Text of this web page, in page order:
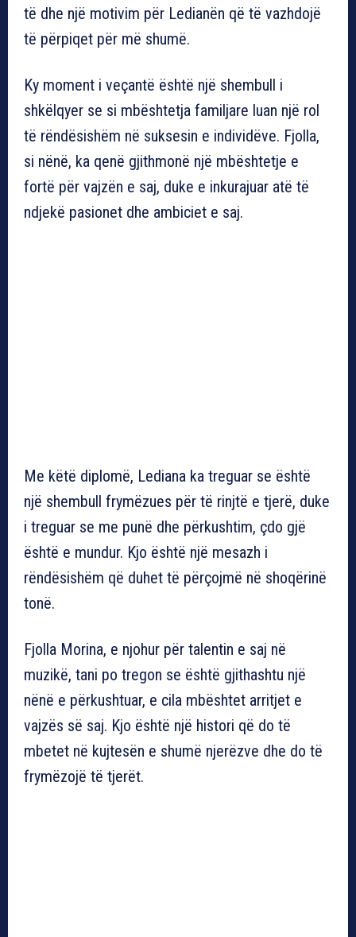
të dhe një motivim për Ledianën që të vazhdojë
të përpiqet për më shumë.
Ky moment i veçantë është një shembull i
shkëlqyer se si mbështetja familjare luan një rol
të rëndësishëm në suksesin e individëve. Fjolla,
si nënë, ka qenë gjithmonë një mbështetje e
fortë për vajzën e saj, duke e inkurajuar atë të
ndjekë pasionet dhe ambiciet e saj.
Me këtë diplomë, Lediana ka treguar se është
një shembull frymëzues për të rinjtë e tjerë, duke
i treguar se me punë dhe përkushtim, çdo gjë
është e mundur. Kjo është një mesazh i
rëndësishëm që duhet të përçojmë në shoqërinë
tonë.
Fjolla Morina, e njohur për talentin e saj në
muzikë, tani po tregon se është gjithashtu një
nënë e përkushtuar, e cila mbështet arritjet e
vajzës së saj. Kjo është një histori që do të
mbetet në kujtesën e shumë njerëzve dhe do të
frymëzojë të tjerët.